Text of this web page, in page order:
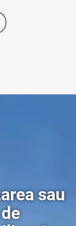
sau